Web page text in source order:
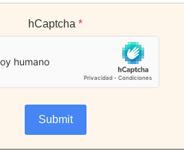
hCaptcha *
Submit